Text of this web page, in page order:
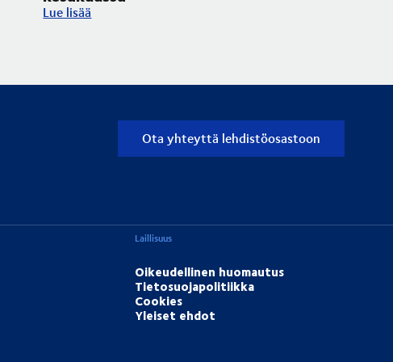
Tornion siltatyö haittaa raskasta liikennettä kesäkuussa
Lue lisää
Ota yhteyttä lehdistöosastoon
Laillisuus
Oikeudellinen huomautus
Tietosuojapolitiikka
Cookies
Yleiset ehdot